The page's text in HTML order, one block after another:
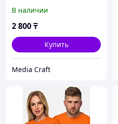
В наличии
2 800₸
Купить
Media Craft